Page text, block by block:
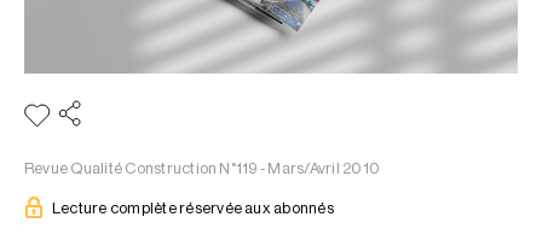
Revue Qualité Construction N°119 - Mars/Avril 2010
Lecture complète réservée aux abonnés